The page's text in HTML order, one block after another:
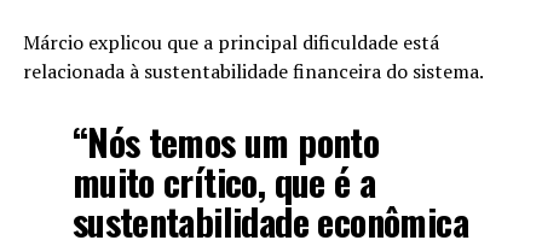
Márcio explicou que a principal dificuldade está
relacionada à sustentabilidade financeira do sistema.
“Nós temos um ponto
muito crítico, que é a
sustentabilidade econômica